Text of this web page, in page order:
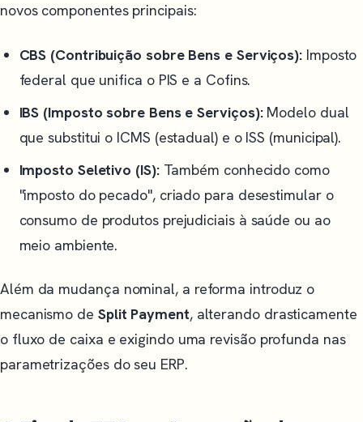
novos componentes principais:
CBS (Contribuição sobre Bens e Serviços): Imposto
federal que unifica o PIS e a Cofins.
IBS (Imposto sobre Bens e Serviços):Modelo dual
que substitui o ICMS (estadual) e o ISS (municipal).
Imposto Seletivo (IS):Também conhecido como
"imposto do pecado", criado para desestimular o
consumo de produtos prejudiciais à saúde ou ao
meio ambiente.
Além da mudança nominal, a reforma introduz o
mecanismo de Split Payment, alterando drasticamente
o fluxo de caixa e exigindo uma revisão profunda nas
parametrizações do seu ERP.